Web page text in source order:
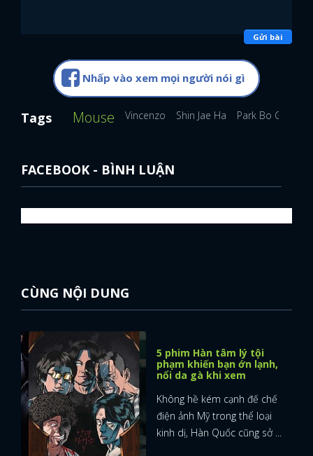
Gửi bài
Nhấp vào xem mọi người nói gì
Tags Mouse Vincenzo Shin Jae Ha Park Bo Gum
FACEBOOK - BÌNH LUẬN
CÙNG NỘI DUNG
5 phim Hàn tâm lý tội
phạm khiến bạn ớn lạnh,
nổi da gà khi xem
Không hề kém cạnh đế chế
điện ảnh Mỹ trong thể loại
kinh dị, Hàn Quốc cũng sở ...